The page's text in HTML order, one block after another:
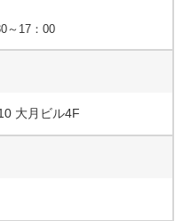
～17：00
大月ビル4F